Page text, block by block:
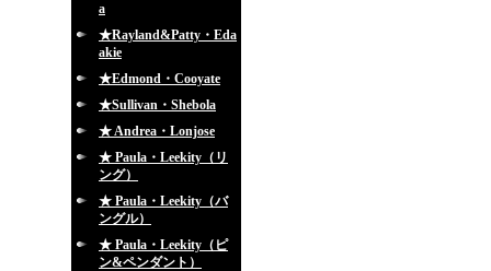
a
★Rayland&Patty・Eda
akie
★Edmond・Cooyate
★Sullivan・Shebola
★ Andrea・Lonjose
★ Paula・Leekity（リ
ング）
★ Paula・Leekity（バ
ングル）
★ Paula・Leekity（ピ
ン&ペンダント）